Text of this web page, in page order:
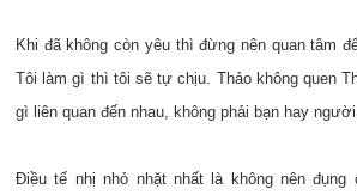
Khi đã không còn yêu thì đừng nên quan tâm
Tôi làm gì thì tôi sẽ tự chịu. Thảo không quen
gì liên quan đến nhau, không phải bạn hay
Điều tế nhị nhỏ nhặt nhất là không nên đụng